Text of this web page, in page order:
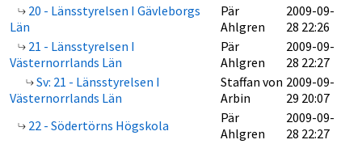
20 - Länsstyrelsen I Gävleborgs
Län
Pär
Ahlgren
2009-09-
28 22:26
21 - Länsstyrelsen I
Västernorrlands Län
Pär
Ahlgren
2009-09-
28 22:27
Sv: 21 - Länsstyrelsen I
Västernorrlands Län
Staffan von
Arbin
2009-09-
29 20:07
22 - Södertörns Högskola
Pär
Ahlgren
2009-09-
28 22:27